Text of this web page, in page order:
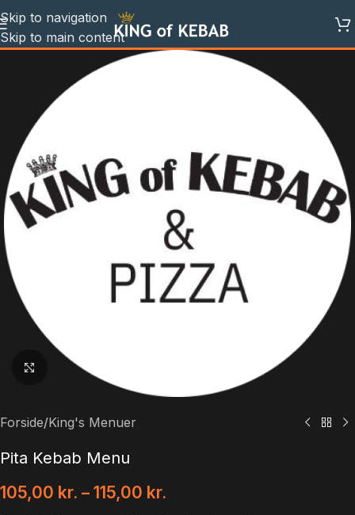
Skip to navigation
Skip to main content
Klik for at forstørre
Forside/King's Menuer
Pita Kebab Menu
105,00 kr. – 115,00 kr.